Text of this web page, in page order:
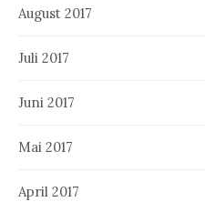
August 2017
Juli 2017
Juni 2017
Mai 2017
April 2017